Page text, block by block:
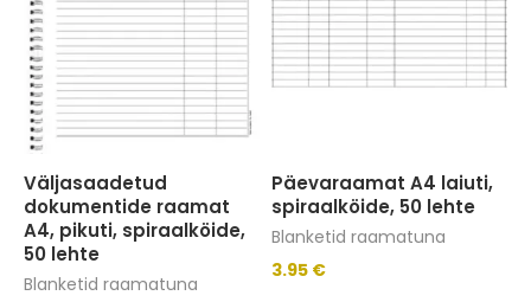
Väljasaadetud
dokumentide raamat
A4, pikuti, spiraalköide,
50 lehte
Blanketid raamatuna
Päevaraamat A4 laiuti,
spiraalköide, 50 lehte
Blanketid raamatuna
3.95 €